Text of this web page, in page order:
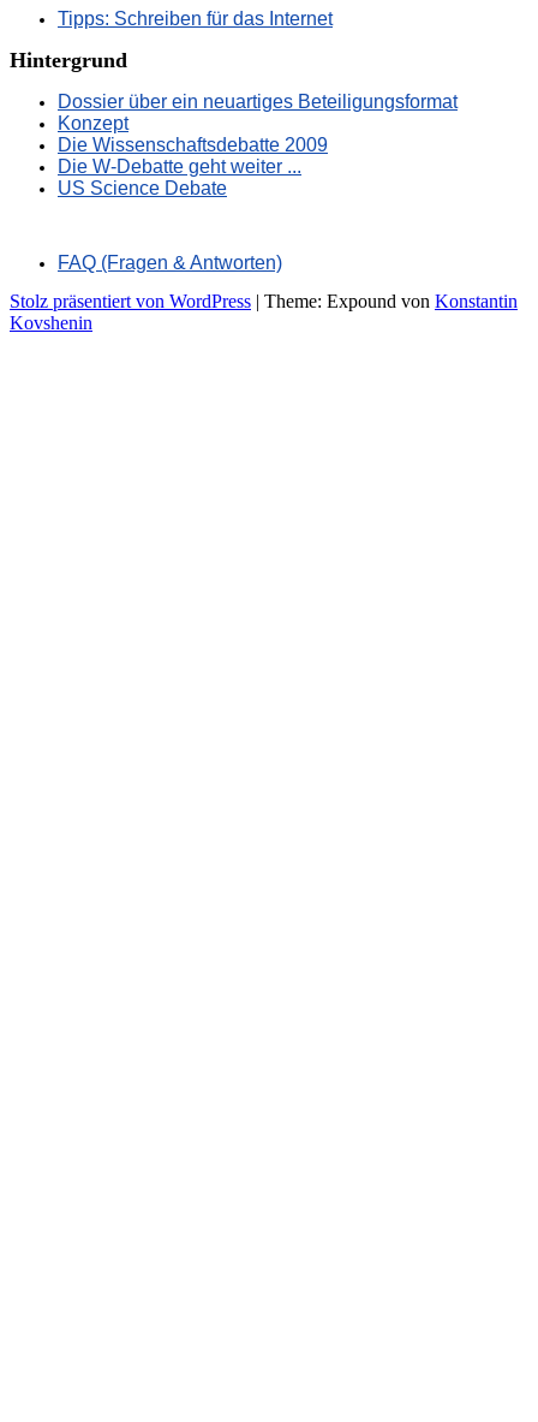
Tipps: Schreiben für das Internet
Hintergrund
Dossier über ein neuartiges Beteiligungsformat
Konzept
Die Wissenschaftsdebatte 2009
Die W-Debatte geht weiter ...
US Science Debate
FAQ (Fragen & Antworten)
Stolz präsentiert von WordPress | Theme: Expound von Konstantin
Kovshenin